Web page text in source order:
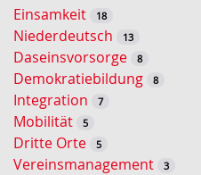
Einsamkeit 18
Niederdeutsch 13
Daseinsvorsorge 8
Demokratiebildung 8
Integration 7
Mobilität 5
Dritte Orte 5
Vereinsmanagement 3